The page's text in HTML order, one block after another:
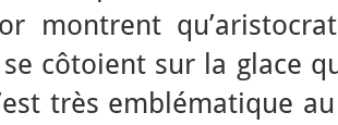
montrent
se côtoient sur la glace
très emblématique